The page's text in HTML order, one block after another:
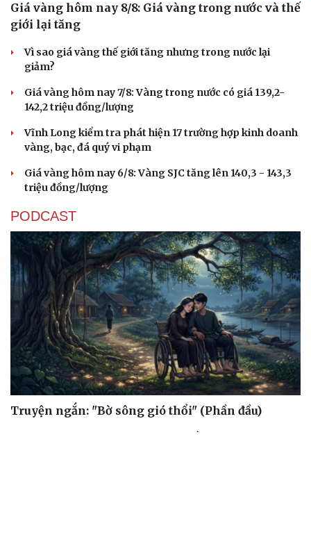
Giá vàng hôm nay 8/8: Giá vàng trong nước và thế
giới lại tăng
Vì sao giá vàng thế giới tăng nhưng trong nước lại
giảm?
Giá vàng hôm nay 7/8: Vàng trong nước có giá 139,2-
142,2 triệu đồng/lượng
Vĩnh Long kiểm tra phát hiện 17 trường hợp kinh doanh
vàng, bạc, đá quý vi phạm
Giá vàng hôm nay 6/8: Vàng SJC tăng lên 140,3 - 143,3
triệu đồng/lượng
PODCAST
Truyện ngắn: "Bờ sông gió thổi" (Phần đầu)